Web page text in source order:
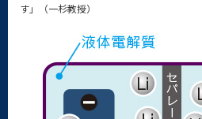
す」（一杉教授）